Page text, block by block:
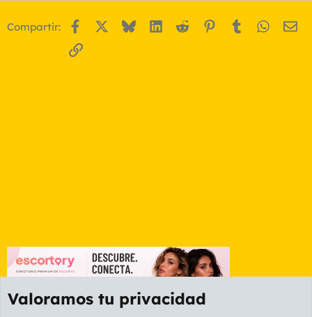
Compartir: Facebook BlueskyLinkedIn
Reddit Pinterest
Tumblr
Enlace
Valoramos tu privacidad